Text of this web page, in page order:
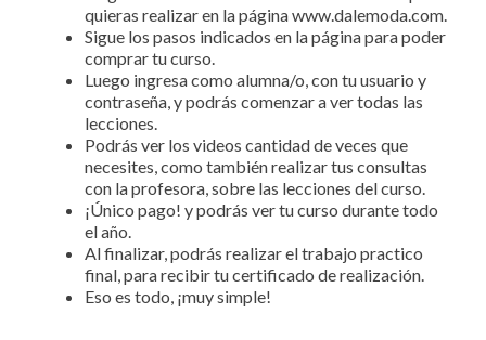
quieras realizar en la página www.dalemoda.com.
Sigue los pasos indicados en la página para poder
comprar tu curso.
Luego ingresa como alumna/o, con tu usuario y
contraseña, y podrás comenzar a ver todas las
lecciones.
Podrás ver los videos cantidad de veces que
necesites, como también realizar tus consultas
con la profesora, sobre las lecciones del curso.
¡Único pago! y podrás ver tu curso durante todo
el año.
Al finalizar, podrás realizar el trabajo practico
final, para recibir tu certificado de realización.
Eso es todo, ¡muy simple!